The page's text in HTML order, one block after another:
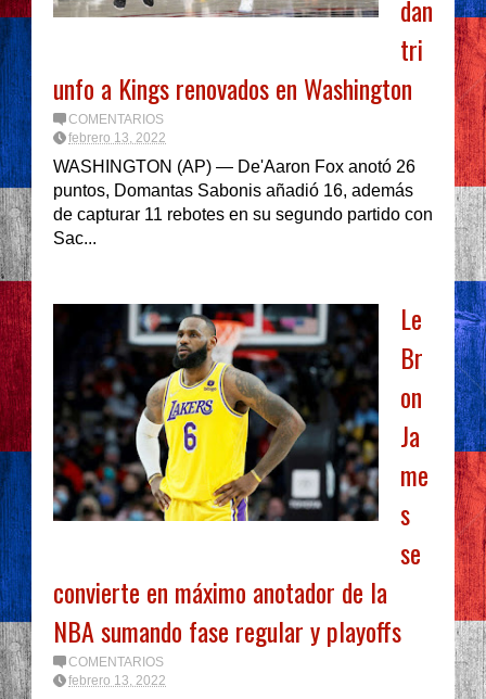
dan
tri
unfo a Kings renovados en Washington
COMENTARIOS
febrero 13, 2022
WASHINGTON (AP) — De'Aaron Fox anotó 26
puntos, Domantas Sabonis añadió 16, además
de capturar 11 rebotes en su segundo partido con
Sac...
Le
Br
on
Ja
me
s
se
convierte en máximo anotador de la
NBA sumando fase regular y playoffs
COMENTARIOS
febrero 13, 2022